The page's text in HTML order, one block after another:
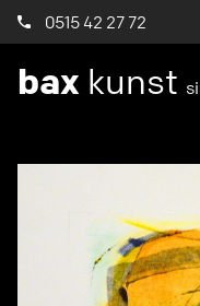
0515 42 27 72
bax kunst